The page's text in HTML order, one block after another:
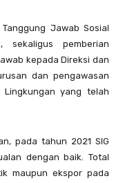
Jawab Sosial
sekaligus pemberian
kepada Direksi dan
dan pengawasan
yang telah
pada tahun 2021 SIG
dengan baik. Total
maupun ekspor pada